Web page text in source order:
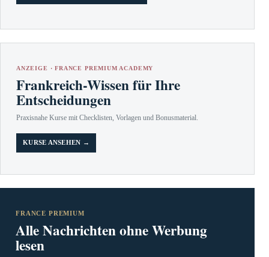
ANZEIGE · FRANCE PREMIUM ACADEMY
Frankreich-Wissen für Ihre
Entscheidungen
Praxisnahe Kurse mit Checklisten, Vorlagen und Bonusmaterial.
KURSE ANSEHEN →
FRANCE PREMIUM
Alle Nachrichten ohne Werbung
lesen